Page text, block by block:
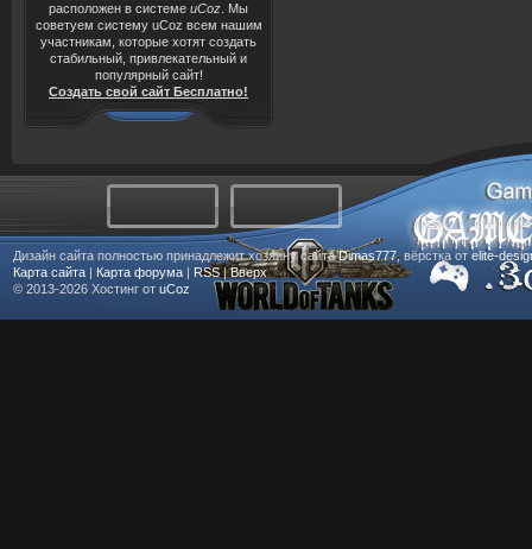
расположен в системе uCoz . Мы
советуем систему uCoz всем нашим
участникам, которые хотят создать
стабильный, привлекательный и
популярный сайт!
Создать свой сайт Бесплатно!
Дизайн сайта полностью принадлежит хозяину сайтаDimas777, вёрстка от elite-
Карта сайта | Карта форума | RSS|Вверх
© 2013-2026 Хостинг от uCoz